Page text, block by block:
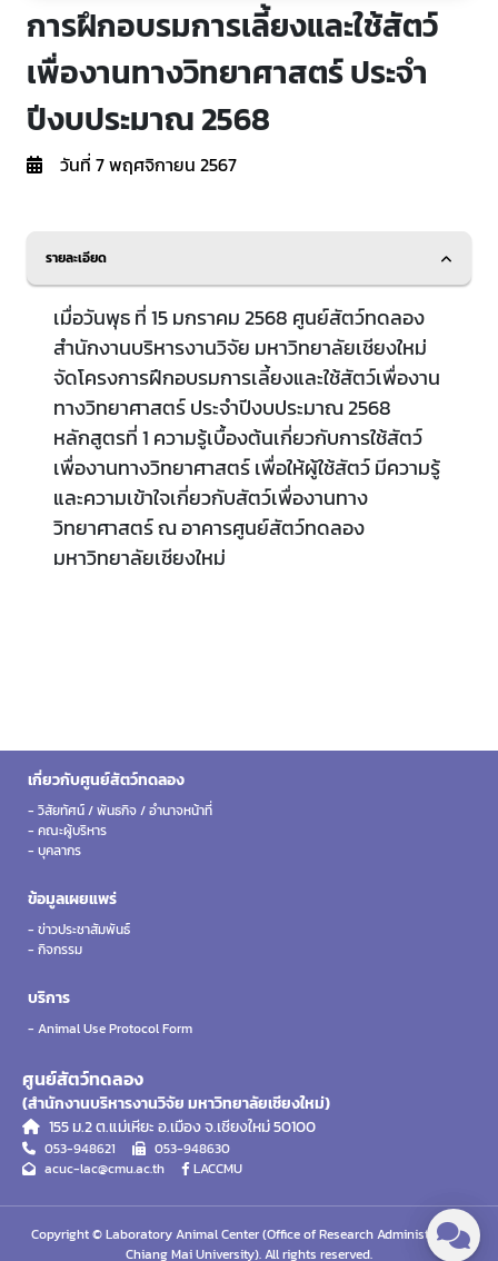
การฝึกอบรมการเลี้ยงและใช้สัตว์
เพื่องานทางวิทยาศาสตร์ ประจำ
ปีงบประมาณ 2568
วันที่ 7 พฤศจิกายน 2567
รายละเอียด
เมื่อวันพุธ ที่ 15 มกราคม 2568 ศูนย์สัตว์ทดลอง
สำนักงานบริหารงานวิจัย มหาวิทยาลัยเชียงใหม่
จัดโครงการฝึกอบรมการเลี้ยงและใช้สัตว์เพื่องาน
ทางวิทยาศาสตร์ ประจำปีงบประมาณ 2568
หลักสูตรที่ 1 ความรู้เบื้องต้นเกี่ยวกับการใช้สัตว์
เพื่องานทางวิทยาศาสตร์ เพื่อให้ผู้ใช้สัตว์ มีความรู้
และความเข้าใจเกี่ยวกับสัตว์เพื่องานทาง
วิทยาศาสตร์ ณ อาคารศูนย์สัตว์ทดลอง
มหาวิทยาลัยเชียงใหม่
เกี่ยวกับศูนย์สัตว์ทดลอง
- วิสัยทัศน์ / พันธกิจ / อำนาจหน้าที่
- คณะผู้บริหาร
- บุคลากร
ข้อมูลเผยแพร่
- ข่าวประชาสัมพันธ์
- กิจกรรม
บริการ
- Animal Use Protocol Form
ศูนย์สัตว์ทดลอง
(สำนักงานบริหารงานวิจัย มหาวิทยาลัยเชียงใหม่)
155 ม.2 ต.แม่เหียะ อ.เมือง จ.เชียงใหม่ 50100
053-948621
053-948630
acuc-lac@cmu.ac.th
LACCMU
Copyright © Laboratory Animal Center (Office of Research Administration,
Chiang Mai University). All rights reserved.